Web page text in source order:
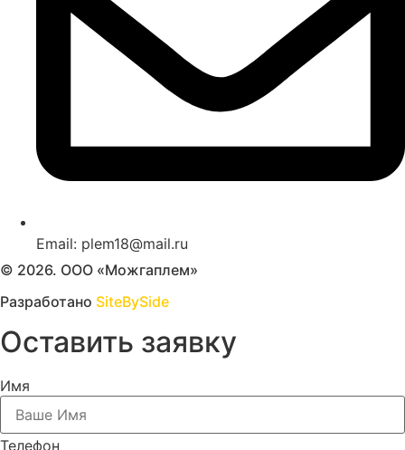
Email: plem18@mail.ru
© 2026. ООО «Можгаплем»
Разработано SiteBySide
Оставить заявку
Имя
Телефон